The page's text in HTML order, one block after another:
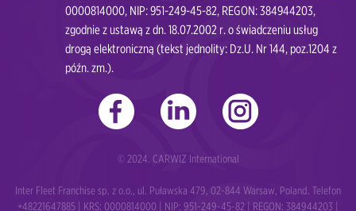
0000814000, NIP: 951-249-45-82, REGON: 384944203,
zgodnie z ustawą z dn. 18.07.2002 r. o świadczeniu usług
drogą elektroniczną (tekst jednolity: Dz.U. Nr 144, poz.1204 z
późn. zm.).
© 2024. CARWIZ International
Inter Fleet Franchise sp. z o.o., ul. Puławska 479, 02-844 Warsaw, Poland. Telefon
+48221647885 | KRS: 0000814000 | NIP: 951-249-45-82 | REGON: 384944203 |